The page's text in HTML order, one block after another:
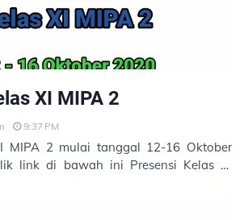
XI MIPA 2
9:37 PM
MIPA 2 mulai tanggal 12-16 Oktober
link di bawah ini Presensi Kelas XI